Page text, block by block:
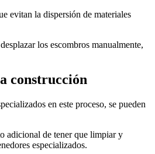
evitan la dispersión de materiales
los escombros manualmente,
construcción
en este proceso, se pueden
adicional de tener que limpiar y
especializados.